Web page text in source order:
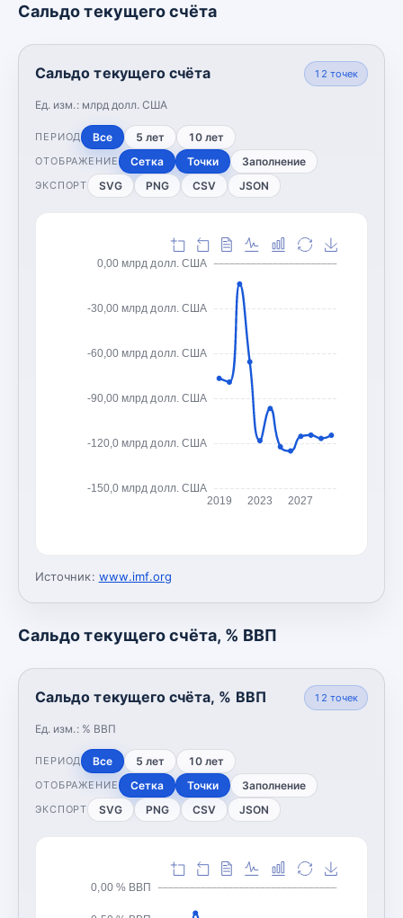
Сальдо текущего счёта
Сальдо текущего счёта
Ед. изм.: млрд долл. США
12 точек
ПЕРИОД Все 5 лет 10 лет
ОТОБРАЖЕНИЕ Сетка Точки Заполнение
ЭКСПОРТ SVG PNG CSV JSON
-150,0 млрд долл. США
-120,0 млрд долл. США
-90,00 млрд долл. США
-60,00 млрд долл. США
-30,00 млрд долл. США
0,00 млрд долл. США
2019 2023 2027
Источник: www.imf.org
Сальдо текущего счёта, % ВВП
Сальдо текущего счёта, % ВВП
Ед. изм.: % ВВП
12 точек
ПЕРИОД Все 5 лет 10 лет
ОТОБРАЖЕНИЕ Сетка Точки Заполнение
ЭКСПОРТ SVG PNG CSV JSON
0,00 % ВВП